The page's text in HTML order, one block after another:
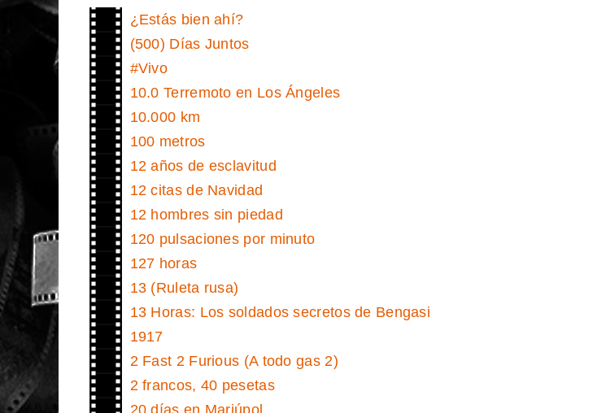
¿Estás bien ahí?
(500) Días Juntos
#Vivo
10.0 Terremoto en Los Ángeles
10.000 km
100 metros
12 años de esclavitud
12 citas de Navidad
12 hombres sin piedad
120 pulsaciones por minuto
127 horas
13 (Ruleta rusa)
13 Horas: Los soldados secretos de Bengasi
1917
2 Fast 2 Furious (A todo gas 2)
2 francos, 40 pesetas
20 días en Mariúpol